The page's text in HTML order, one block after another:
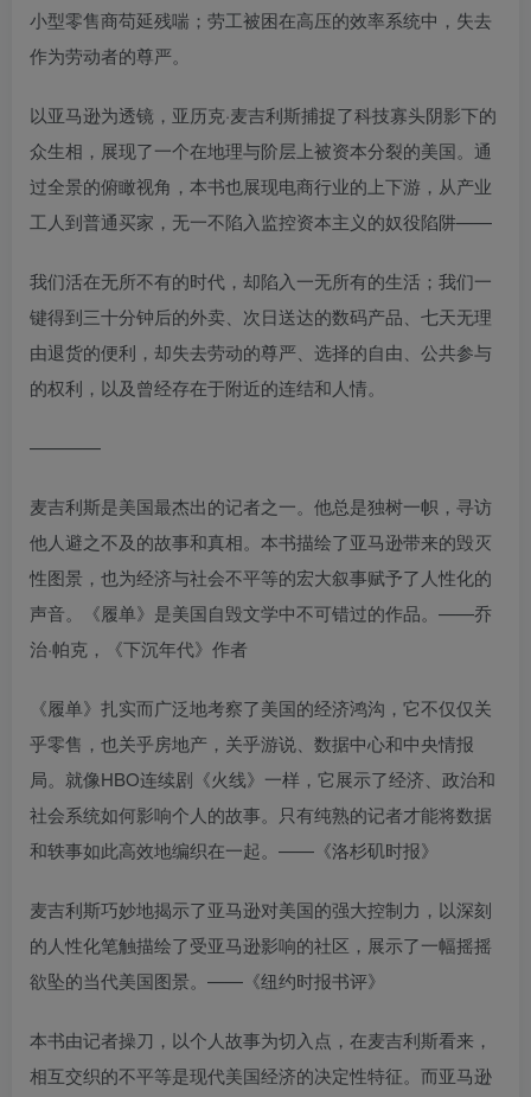
小型零售商苟延残喘；劳工被困在高压的效率系统中，失去
作为劳动者的尊严。
以亚马逊为透镜，亚历克·麦吉利斯捕捉了科技寡头阴影下的
众生相，展现了一个在地理与阶层上被资本分裂的美国。通
过全景的俯瞰视角，本书也展现电商行业的上下游，从产业
工人到普通买家，无一不陷入监控资本主义的奴役陷阱——
我们活在无所不有的时代，却陷入一无所有的生活；我们一
键得到三十分钟后的外卖、次日送达的数码产品、七天无理
由退货的便利，却失去劳动的尊严、选择的自由、公共参与
的权利，以及曾经存在于附近的连结和人情。
————
麦吉利斯是美国最杰出的记者之一。他总是独树一帜，寻访
他人避之不及的故事和真相。本书描绘了亚马逊带来的毁灭
性图景，也为经济与社会不平等的宏大叙事赋予了人性化的
声音。《履单》是美国自毁文学中不可错过的作品。——乔
治·帕克，《下沉年代》作者
《履单》扎实而广泛地考察了美国的经济鸿沟，它不仅仅关
乎零售，也关乎房地产，关乎游说、数据中心和中央情报
局。就像HBO连续剧《火线》一样，它展示了经济、政治和
社会系统如何影响个人的故事。只有纯熟的记者才能将数据
和轶事如此高效地编织在一起。——《洛杉矶时报》
麦吉利斯巧妙地揭示了亚马逊对美国的强大控制力，以深刻
的人性化笔触描绘了受亚马逊影响的社区，展示了一幅摇摇
欲坠的当代美国图景。——《纽约时报书评》
本书由记者操刀，以个人故事为切入点，在麦吉利斯看来，
相互交织的不平等是现代美国经济的决定性特征。而亚马逊